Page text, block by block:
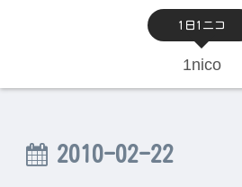
1日1ニコ
1nico
2010-02-22